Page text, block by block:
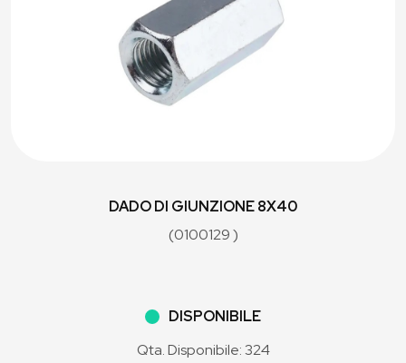
DADO DI GIUNZIONE 8X40
(0100129 )
DISPONIBILE
Qta. Disponibile: 324